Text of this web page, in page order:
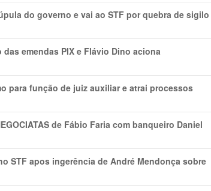
do governo e vai ao STF por quebra de sigilo
emendas PIX e Flávio Dino aciona
para função de juiz auxiliar e atrai processos
de Fábio Faria com banqueiro Daniel
STF apos ingerência de André Mendonça sobre